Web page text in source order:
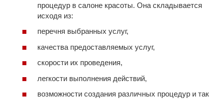
процедур в салоне красоты. Она складывается
исходя из:
перечня выбранных услуг,
качества предоставляемых услуг,
скорости их проведения,
легкости выполнения действий,
возможности создания различных процедур и так